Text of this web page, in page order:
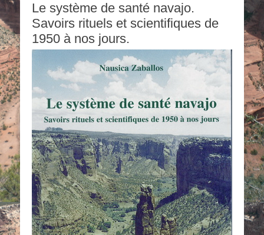
Le système de santé navajo.
Savoirs rituels et scientifiques de
1950 à nos jours.